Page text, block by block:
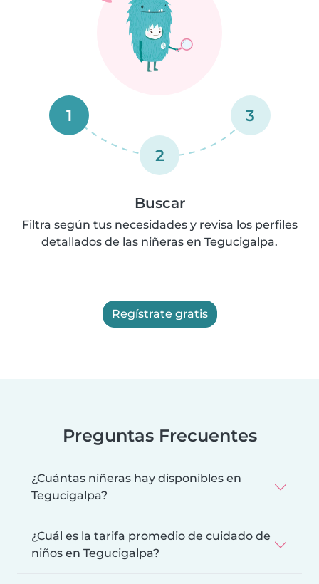
1
2
3
Buscar
Filtra según tus necesidades y revisa los perfiles
detallados de las niñeras en Tegucigalpa.
Regístrate gratis
Preguntas Frecuentes
¿Cuántas niñeras hay disponibles en
Tegucigalpa?
¿Cuál es la tarifa promedio de cuidado de
niños en Tegucigalpa?